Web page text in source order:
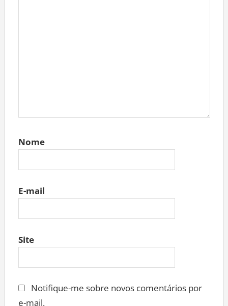
Nome
E-mail
Site
Notifique-me sobre novos comentários por